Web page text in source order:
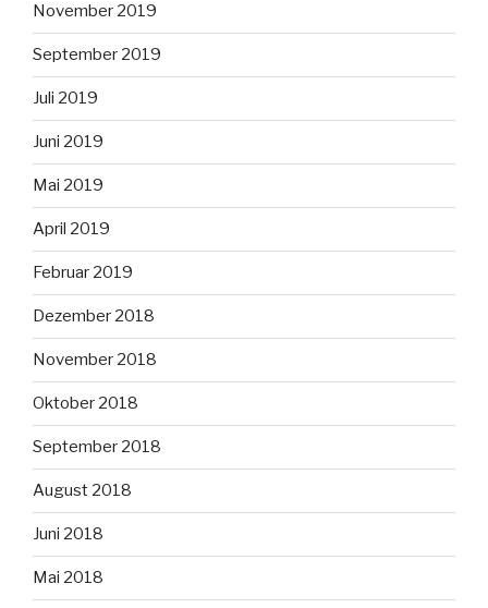
November 2019
September 2019
Juli 2019
Juni 2019
Mai 2019
April 2019
Februar 2019
Dezember 2018
November 2018
Oktober 2018
September 2018
August 2018
Juni 2018
Mai 2018